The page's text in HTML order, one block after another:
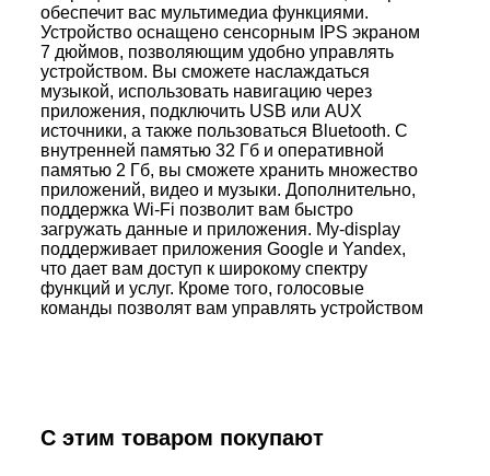
обеспечит вас мультимедиа функциями.
Устройство оснащено сенсорным IPS экраном
7 дюймов, позволяющим удобно управлять
устройством. Вы сможете наслаждаться
музыкой, использовать навигацию через
приложения, подключить USB или AUX
источники, а также пользоваться Bluetooth. С
внутренней памятью 32 Гб и оперативной
памятью 2 Гб, вы сможете хранить множество
приложений, видео и музыки. Дополнительно,
поддержка Wi-Fi позволит вам быстро
загружать данные и приложения. My-display
поддерживает приложения Google и Yandex,
что дает вам доступ к широкому спектру
функций и услуг. Кроме того, голосовые
команды позволят вам управлять устройством
С этим товаром покупают